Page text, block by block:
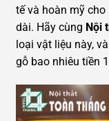
tế và hoàn mỹ
dài. Hãy cùng Nội
loại vật liệu này,
gỗ bao nhiêu tiền